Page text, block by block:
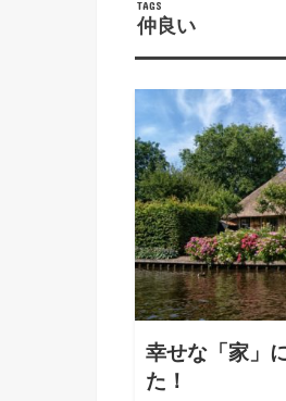
仲良い
幸せな「家」
た！